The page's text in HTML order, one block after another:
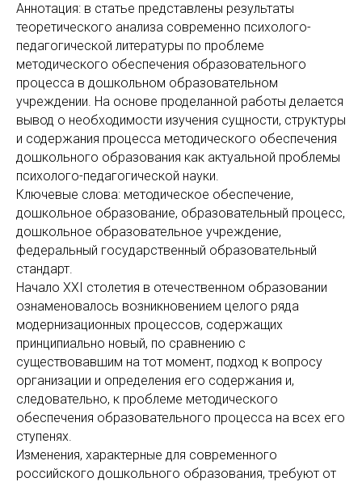
Аннотация: в статье представлены результаты
теоретического анализа современно психолого-
педагогической литературы по проблеме
методического обеспечения образовательного
процесса в дошкольном образовательном
учреждении. На основе проделанной работы делается
вывод о необходимости изучения сущности, структуры
и содержания процесса методического обеспечения
дошкольного образования как актуальной проблемы
психолого-педагогической науки.
Ключевые слова: методическое обеспечение,
дошкольное образование, образовательный процесс,
дошкольное образовательное учреждение,
федеральный государственный образовательный
стандарт.
Начало ХХI столетия в отечественном образовании
ознаменовалось возникновением целого ряда
модернизационных процессов, содержащих
принципиально новый, по сравнению с
существовавшим на тот момент, подход к вопросу
организации и определения его содержания и,
следовательно, к проблеме методического
обеспечения образовательного процесса на всех его
ступенях.
Изменения, характерные для современного
российского дошкольного образования, требуют от